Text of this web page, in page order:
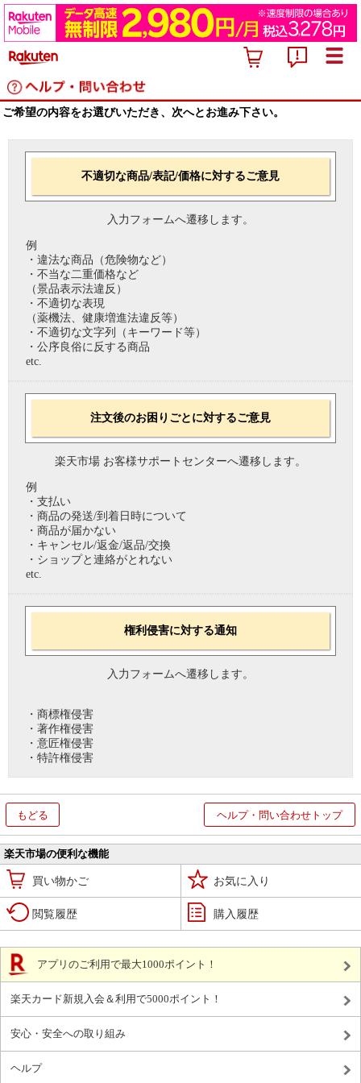
ご希望の内容をお選びいただき、次へとお進み下さい。
不適切な商品/表記/価格に対するご意見
入力フォームへ遷移します。
例
・違法な商品（危険物など）
・不当な二重価格など
（景品表示法違反）
・不適切な表現
（薬機法、健康増進法違反等）
・不適切な文字列（キーワード等）
・公序良俗に反する商品
etc.
注文後のお困りごとに対するご意見
楽天市場 お客様サポートセンターへ遷移します。
例
・支払い
・商品の発送/到着日時について
・商品が届かない
・キャンセル/返金/返品/交換
・ショップと連絡がとれない
etc.
権利侵害に対する通知
入力フォームへ遷移します。
・商標権侵害
・著作権侵害
・意匠権侵害
・特許権侵害
もどる ヘルプ・問い合わせトップ
楽天市場の便利な機能
買い物かご お気に入り
閲覧履歴 購入履歴
アプリのご利用で最大1000ポイント！
楽天カード新規入会＆利用で5000ポイント！
安心・安全への取り組み
ヘルプ